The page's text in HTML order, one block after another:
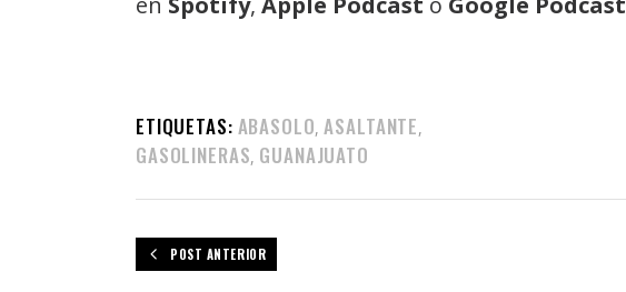
ETIQUETAS: ABASOLO,ASALTANTE,
GASOLINERAS, GUANAJUATO
POST ANTERIOR